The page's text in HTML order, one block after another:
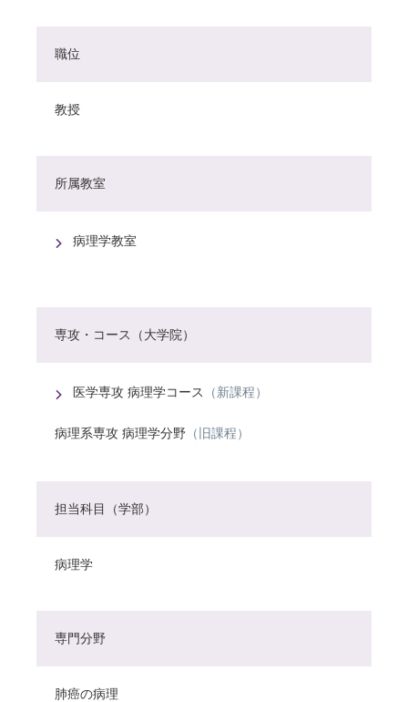
職位
教授
所属教室
病理学教室
専攻・コース（大学院）
医学専攻 病理学コース （新課程）
病理系専攻 病理学分野 （旧課程）
担当科目（学部）
病理学
専門分野
肺癌の病理